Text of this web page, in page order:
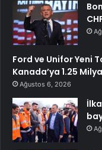
Ford ve Unifor Yeni
Kanada’ya 1.25
Ağustos 6, 2026